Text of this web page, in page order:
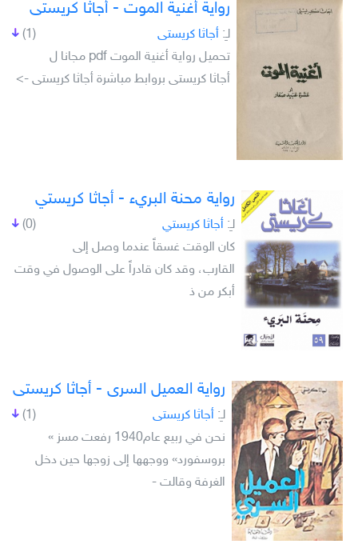
رواية أغنية الموت - أجاثا كريستى
(1) لـِ: أجاثا كريستى
تحميل رواية أغنية الموت pdf مجانا ل
أجاثا كريستى بروابط مباشرة أجاثا كريستى ->
رواية محنة البريء - أجاثا كريستي
(0) لـِ: أجاثا كريستي
كان الوقت غسقاً عندما وصل إلى
القارب، وقد كان قادراً على الوصول في وقت
أبكر من ذ
رواية العميل السرى - أجاثا كريستى
(1) لـِ: أجاثا كريستى
نحن في ربيع عام1940 رفعت مسز »
بروسفورد» ووجهها إلى زوجها حين دخل
الغرفة وقالت -